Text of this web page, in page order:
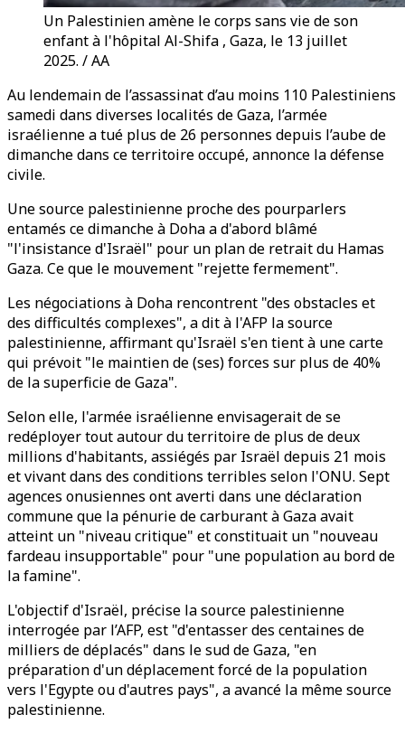
Un Palestinien amène le corps sans vie de son
enfant à l'hôpital Al-Shifa , Gaza, le 13 juillet
2025. / AA
Au lendemain de l’assassinat d’au moins 110 Palestiniens
samedi dans diverses localités de Gaza, l’armée
israélienne a tué plus de 26 personnes depuis l’aube de
dimanche dans ce territoire occupé, annonce la défense
civile.
Une source palestinienne proche des pourparlers
entamés ce dimanche à Doha a d'abord blâmé
"l'insistance d'Israël" pour un plan de retrait du Hamas
Gaza. Ce que le mouvement "rejette fermement".
Les négociations à Doha rencontrent "des obstacles et
des difficultés complexes", a dit à l'AFP la source
palestinienne, affirmant qu'Israël s'en tient à une carte
qui prévoit "le maintien de (ses) forces sur plus de 40%
de la superficie de Gaza".
Selon elle, l'armée israélienne envisagerait de se
redéployer tout autour du territoire de plus de deux
millions d'habitants, assiégés par Israël depuis 21 mois
et vivant dans des conditions terribles selon l'ONU. Sept
agences onusiennes ont averti dans une déclaration
commune que la pénurie de carburant à Gaza avait
atteint un "niveau critique" et constituait un "nouveau
fardeau insupportable" pour "une population au bord de
la famine".
L'objectif d'Israël, précise la source palestinienne
interrogée par l’AFP, est "d'entasser des centaines de
milliers de déplacés" dans le sud de Gaza, "en
préparation d'un déplacement forcé de la population
vers l'Egypte ou d'autres pays", a avancé la même source
palestinienne.